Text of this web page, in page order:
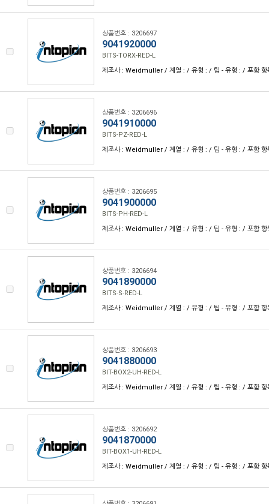
상품번호 : 3206697
9041920000
BITS-TORX-RED-L
제조사 : Weidmuller / 계열 : / 유형 : / 팁 - 유형 : / 포함 항
상품번호 : 3206696
9041910000
BITS-PZ-RED-L
제조사 : Weidmuller / 계열 : / 유형 : / 팁 - 유형 : / 포함 항
상품번호 : 3206695
9041900000
BITS-PH-RED-L
제조사 : Weidmuller / 계열 : / 유형 : / 팁 - 유형 : / 포함 항
상품번호 : 3206694
9041890000
BITS-S-RED-L
제조사 : Weidmuller / 계열 : / 유형 : / 팁 - 유형 : / 포함 항
상품번호 : 3206693
9041880000
BIT-BOX2-UH-RED-L
제조사 : Weidmuller / 계열 : / 유형 : / 팁 - 유형 : / 포함 항
상품번호 : 3206692
9041870000
BIT-BOX1-UH-RED-L
제조사 : Weidmuller / 계열 : / 유형 : / 팁 - 유형 : / 포함 항